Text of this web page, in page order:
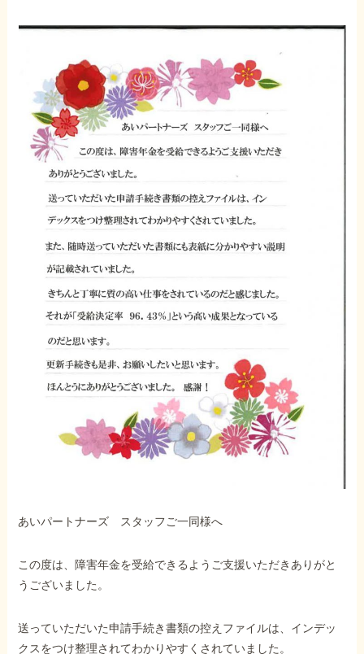
障害年金コラム
お知らせ
事務所について
お客様からの感謝のお手紙
サイトマップ
で受給相談をする
依頼する
メリット
089-907-3797
受付時間：平日9:00~18:00
あいパートナーズ スタッフご一同様へ
この度は、障害年金を受給できるようご支援いただきありがと
うございました。
送っていただいた申請手続き書類の控えファイルは、インデッ
クスをつけ整理されてわかりやすくされていました。